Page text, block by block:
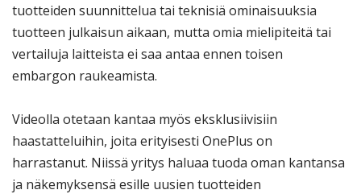
tuotteiden suunnittelua tai teknisiä ominaisuuksia
tuotteen julkaisun aikaan, mutta omia mielipiteitä tai
vertailuja laitteista ei saa antaa ennen toisen
embargon raukeamista.
Videolla otetaan kantaa myös eksklusiivisiin
haastatteluihin, joita erityisesti OnePlus on
harrastanut. Niissä yritys haluaa tuoda oman kantansa
ja näkemyksensä esille uusien tuotteiden